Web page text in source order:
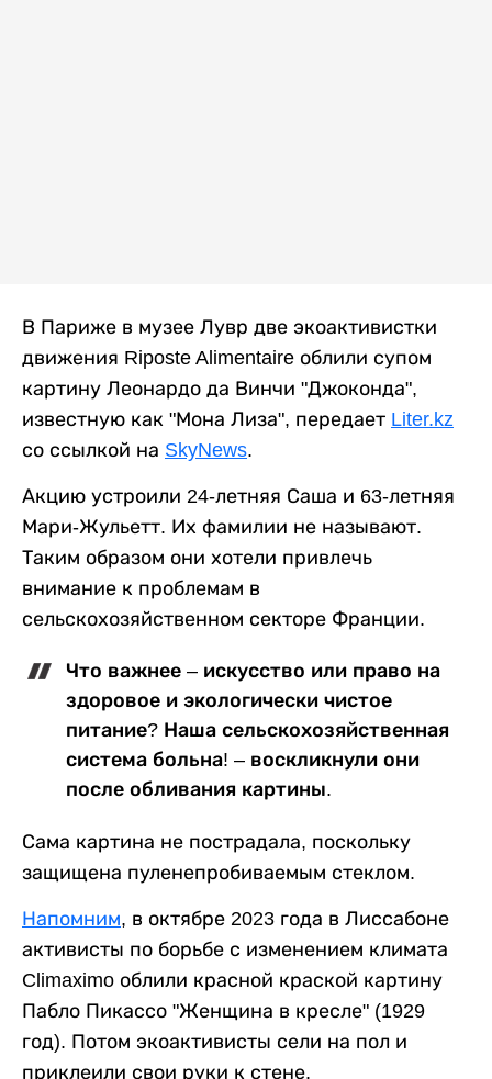
В Париже в музее Лувр две экоактивистки
движения Riposte Alimentaire облили супом
картину Леонардо да Винчи "Джоконда",
известную как "Мона Лиза", передает Liter.kz
со ссылкой на SkyNews.
Акцию устроили 24-летняя Саша и 63-летняя
Мари-Жульетт. Их фамилии не называют.
Таким образом они хотели привлечь
внимание к проблемам в
сельскохозяйственном секторе Франции.
Что важнее – искусство или право на
здоровое и экологически чистое
питание? Наша сельскохозяйственная
система больна! – воскликнули они
после обливания картины.
Сама картина не пострадала, поскольку
защищена пуленепробиваемым стеклом.
Напомним, в октябре 2023 года в Лиссабоне
активисты по борьбе с изменением климата
Climaximo облили красной краской картину
Пабло Пикассо "Женщина в кресле" (1929
год). Потом экоактивисты сели на пол и
приклеили свои руки к стене.